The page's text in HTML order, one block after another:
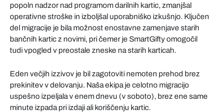
popoln nadzor nad programom darilnih kartic, zmanjšal
operativne stroške in izboljšal uporabniško izkušnjo. Ključen
del migracije je bila možnost enostavne zamenjave starih
bančnih kartic z novimi, pri čemer je SmartGifty omogočil
tudi vpogled v preostale zneske na starih karticah.
Eden večjih izzivov je bil zagotoviti nemoten prehod brez
prekinitev v delovanju. Naša ekipa je celotno migracijo
uspešno izpeljala v enem dnevu (v soboto), brez ene same
minute izpada pri izdaji ali koriščenju kartic.